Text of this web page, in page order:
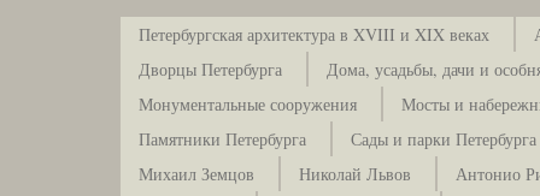
Петербургская архитектура в XVIII и XIX веках
Дворцы Петербурга
Дома, усадьбы, дачи и
Монументальные сооружения
Мосты и
Памятники Петербурга
Сады и парки Петербурга
Михаил Земцов
Николай Львов
Антонио